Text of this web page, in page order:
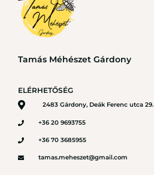
Tamás Méhészet Gárdony
ELÉRHETŐSÉG
2483 Gárdony, Deák Ferenc utca 29.
+36 20 9693755
+36 70 3685955
tamas.meheszet@gmail.com